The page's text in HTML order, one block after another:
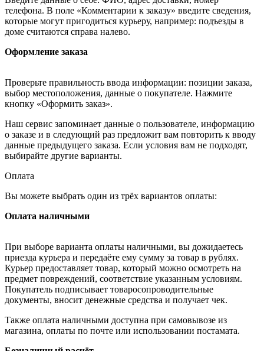
телефона. В поле «Комментарии к заказу» введите сведения,
которые могут пригодиться курьеру, например: подъезды в
доме считаются справа налево.
Оформление заказа
Проверьте правильность ввода информации: позиции заказа,
выбор местоположения, данные о покупателе. Нажмите
кнопку «Оформить заказ».
Наш сервис запоминает данные о пользователе, информацию
о заказе и в следующий раз предложит вам повторить к вводу
данные предыдущего заказа. Если условия вам не подходят,
выбирайте другие варианты.
Оплата
Вы можете выбрать один из трёх вариантов оплаты:
Оплата наличными
При выборе варианта оплаты наличными, вы дожидаетесь
приезда курьера и передаёте ему сумму за товар в рублях.
Курьер предоставляет товар, который можно осмотреть на
предмет повреждений, соответствие указанным условиям.
Покупатель подписывает товаросопроводительные
документы, вносит денежные средства и получает чек.
Также оплата наличными доступна при самовывозе из
магазина, оплаты по почте или использовании постамата.